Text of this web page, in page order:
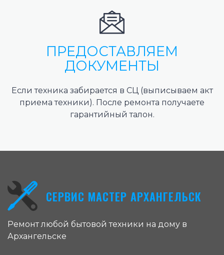
ПРЕДОСТАВЛЯЕМ
ДОКУМЕНТЫ
Если техника забирается в СЦ (выписываем акт
приема техники). После ремонта получаете
гарантийный талон.
СЕРВИС МАСТЕР АРХАНГЕЛЬСК
Ремонт любой бытовой техники на дому в
Архангельске